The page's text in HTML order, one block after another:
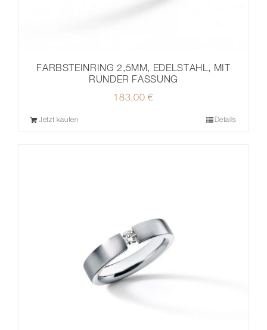
FARBSTEINRING 2,5MM, EDELSTAHL, MIT
RUNDER FASSUNG
183,00 €
Jetzt kaufen Details